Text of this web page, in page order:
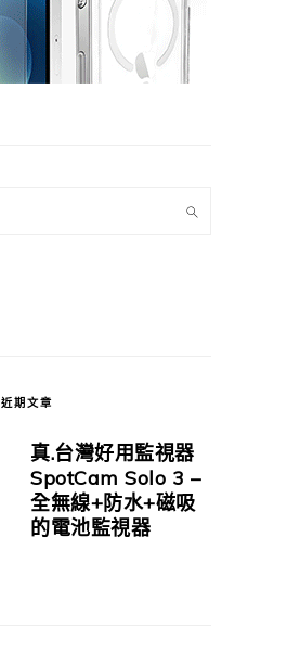
近期文章
真.台灣好用監視器
SpotCam Solo 3 –
全無線+防水+磁吸
的電池監視器